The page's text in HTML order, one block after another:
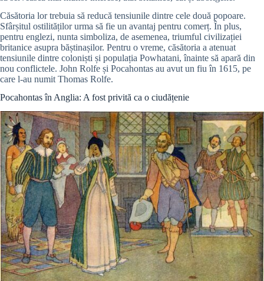
Căsătoria lor trebuia să reducă tensiunile dintre cele două popoare.
Sfârșitul ostilităților urma să fie un avantaj pentru comerț. În plus,
pentru englezi, nunta simboliza, de asemenea, triumful civilizației
britanice asupra băștinașilor. Pentru o vreme, căsătoria a atenuat
tensiunile dintre coloniști și populația Powhatani, înainte să apară din
nou conflictele. John Rolfe și Pocahontas au avut un fiu în 1615, pe
care l-au numit Thomas Rolfe.
Pocahontas în Anglia: A fost privită ca o ciudățenie